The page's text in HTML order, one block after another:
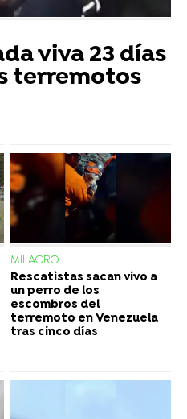
viva 23 días
terremotos
MILAGRO
Rescatistas sacan vivo a
un perro de los
escombros del
terremoto en Venezuela
tras cinco días